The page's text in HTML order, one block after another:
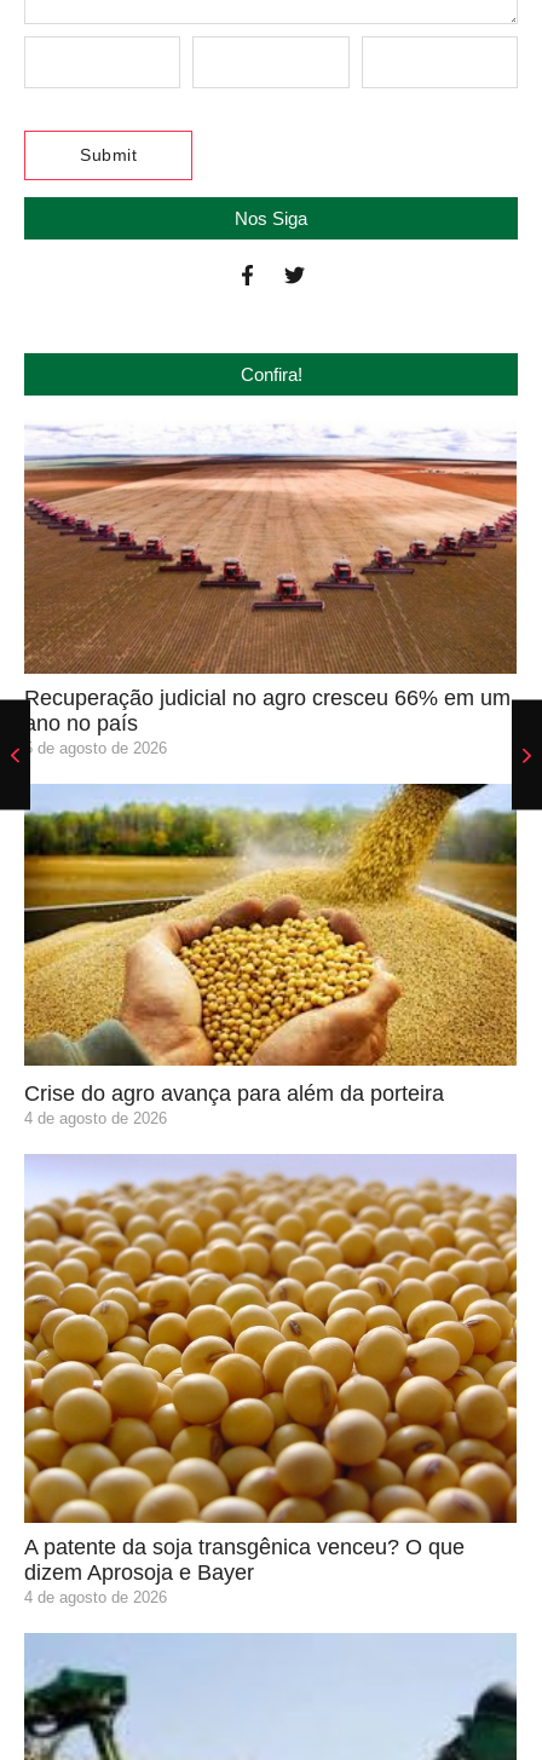
Nos Siga
Confira!
Recuperação judicial no agro cresceu 66% em um
ano no país
5 de agosto de 2026
Crise do agro avança para além da porteira
4 de agosto de 2026
A patente da soja transgênica venceu? O que
dizem Aprosoja e Bayer
4 de agosto de 2026